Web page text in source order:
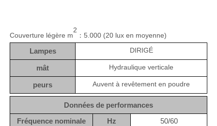
Couverture légère m
2
： 5.000 (20 lux en moyenne)
Lampes DIRIGÉ
mât Hydraulique verticale
peurs Auvent à revêtement en poudre
Données de performances
Fréquence nominale
Hz
50/60